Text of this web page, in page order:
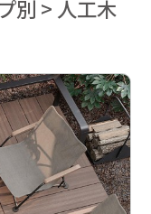
別 > 人工木